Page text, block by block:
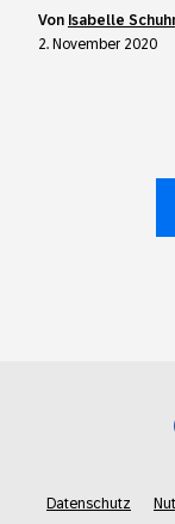
von Isabelle
2. November 2020
Datenschutz